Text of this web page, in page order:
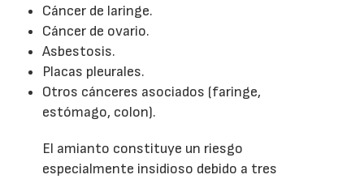
Cáncer de laringe.
Cáncer de ovario.
Asbestosis.
Placas pleurales.
Otros cánceres asociados (faringe,
estómago, colon).
El amianto constituye un riesgo
especialmente insidioso debido a tres